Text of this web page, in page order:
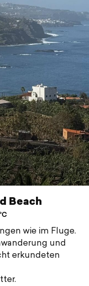
Beach
wie im Fluge.
und
erkundeten